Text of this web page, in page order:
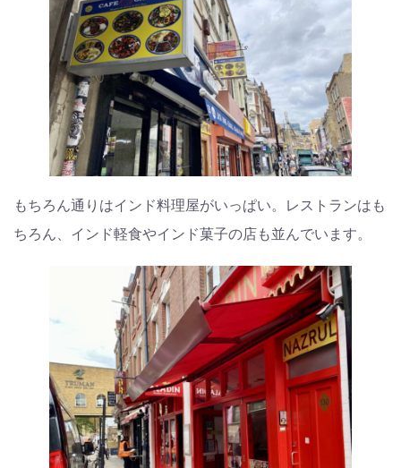
もちろん通りはインド料理屋がいっぱい。レストランはも
ちろん、インド軽食やインド菓子の店も並んでいます。